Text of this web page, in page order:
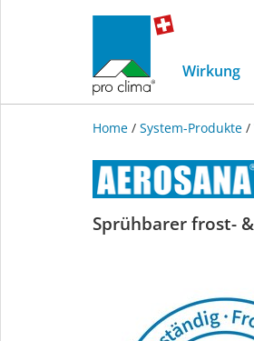
Wirkung
Home / System-Produkte /
white
Sprühbarer frost-